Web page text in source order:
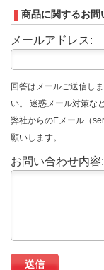
商品に関するお問
メールアドレス:
回答はメールご送信し
い。 迷惑メール対策な
弊社からのEメール（
願いします。
お問い合わせ内容: